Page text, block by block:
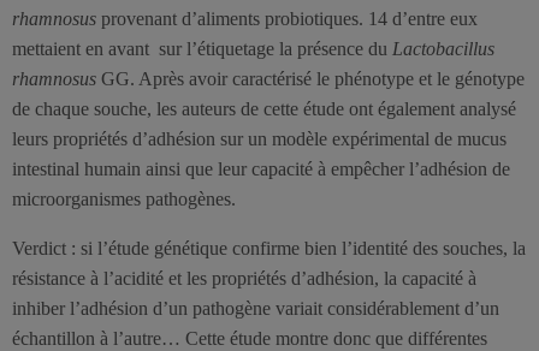
rhamnosus provenant d’aliments probiotiques. 14 d’entre eux
mettaient en avant sur l’étiquetage la présence du Lactobacillus
rhamnosus GG. Après avoir caractérisé le phénotype et le génotype
de chaque souche, les auteurs de cette étude ont également analysé
leurs propriétés d’adhésion sur un modèle expérimental de mucus
intestinal humain ainsi que leur capacité à empêcher l’adhésion de
microorganismes pathogènes.
Verdict : si l’étude génétique confirme bien l’identité des souches, la
résistance à l’acidité et les propriétés d’adhésion, la capacité à
inhiber l’adhésion d’un pathogène variait considérablement d’un
échantillon à l’autre… Cette étude montre donc que différentes